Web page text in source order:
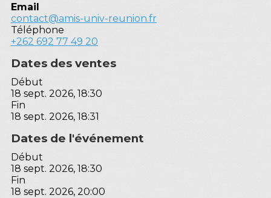
Email
contact@amis-univ-reunion.fr
Téléphone
+262 692 77 49 20
Dates des ventes
Début
18 sept. 2026, 18:30
Fin
18 sept. 2026, 18:31
Dates de l'événement
Début
18 sept. 2026, 18:30
Fin
18 sept. 2026, 20:00